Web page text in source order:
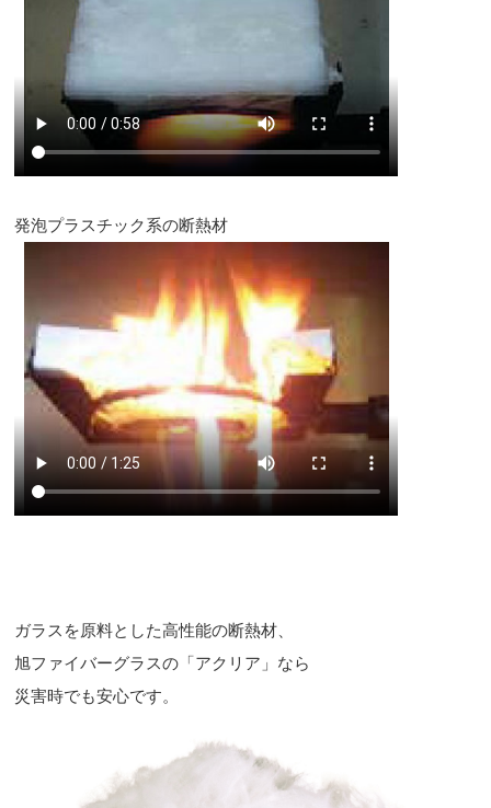
発泡プラスチック系の断熱材
ガラスを原料とした高性能の断熱材、
旭ファイバーグラスの「アクリア」なら
災害時でも安心です。